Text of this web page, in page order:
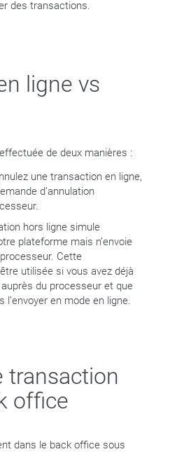
des transactions.
ligne vs
de deux manières :
une transaction en ligne,
d’annulation
hors ligne simule
plateforme mais n’envoie
Cette
utilisée si vous avez déjà
du processeur et que
l’envoyer en mode en ligne.
transaction
office
dans le back office sous